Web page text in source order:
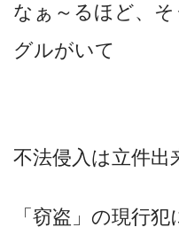
なぁ～るほど、
グルがいて
不法侵入は立件出
「 窃盗」の現行犯